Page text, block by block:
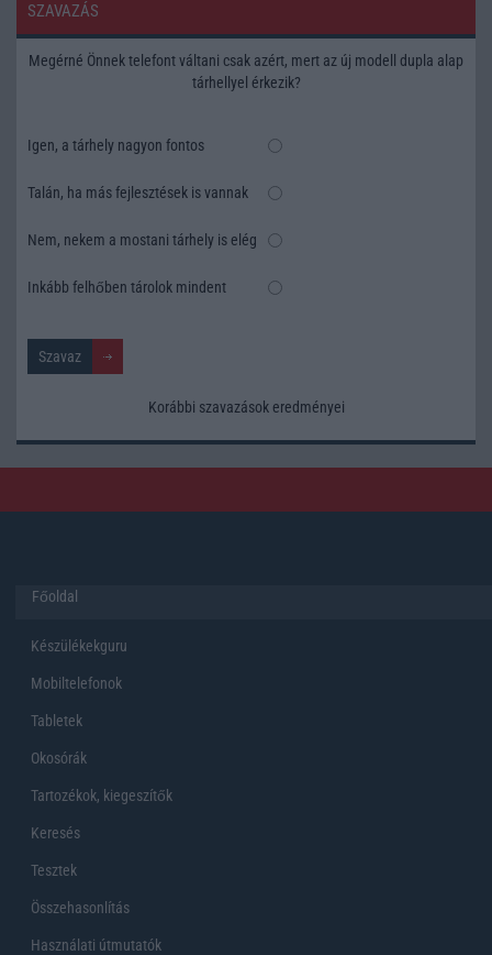
SZAVAZÁS
Megérné Önnek telefont váltani csak azért, mert az új modell dupla alap
tárhellyel érkezik?
Igen, a tárhely nagyon fontos
Talán, ha más fejlesztések is vannak
Nem, nekem a mostani tárhely is elég
Inkább felhőben tárolok mindent
Korábbi szavazások eredményei
Főoldal
Készülékekguru
Mobiltelefonok
Tabletek
Okosórák
Tartozékok, kiegeszítők
Keresés
Tesztek
Összehasonlítás
Használati útmutatók